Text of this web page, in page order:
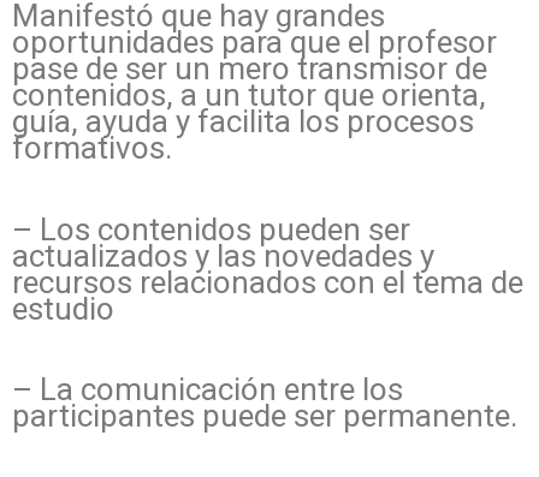
Manifestó que hay grandes
oportunidades para que el profesor
pase de ser un mero transmisor de
contenidos, a un tutor que orienta,
guía, ayuda y facilita los procesos
formativos.
– Los contenidos pueden ser
actualizados y las novedades y
recursos relacionados con el tema de
estudio
– La comunicación entre los
participantes puede ser permanente.